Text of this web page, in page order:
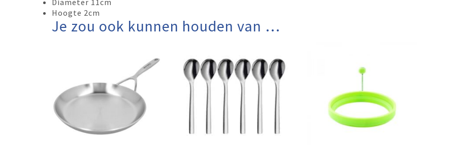
Diameter 11cm
Hoogte 2cm
Je zou ook kunnen houden van …